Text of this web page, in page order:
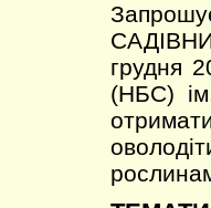
грудня
(НБС)